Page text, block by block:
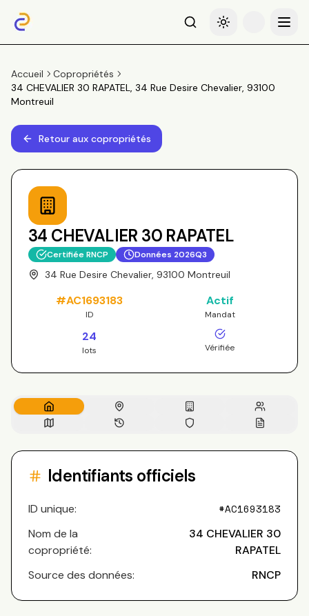
RechercheBasculer le thème
Menu
Accueil
Copropriétés
34 CHEVALIER 30 RAPATEL, 34 Rue Desire Chevalier, 93100
Montreuil
Retour aux copropriétés
34 CHEVALIER 30 RAPATEL
Certifiée RNCP Données 2026Q3
34 Rue Desire Chevalier, 93100 Montreuil
#AC1693183
ID
Actif
Mandat
24
lots Vérifiée
Identifiants officiels
ID unique: #AC1693183
Nom de la
copropriété:
34 CHEVALIER 30
RAPATEL
Source des données:
RNCP